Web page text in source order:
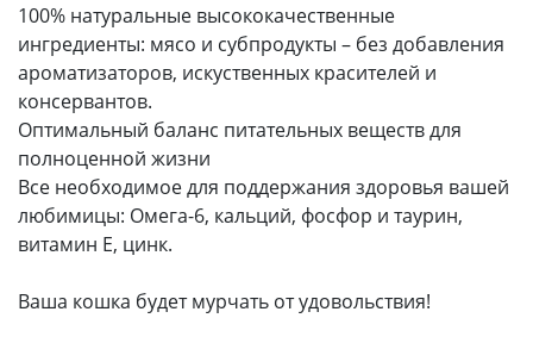
100% натуральные высококачественные
ингредиенты: мясо и субпродукты – без добавления
ароматизаторов, искуственных красителей и
консервантов.
Оптимальный баланс питательных веществ для
полноценной жизни
Все необходимое для поддержания здоровья вашей
любимицы: Омега-6, кальций, фосфор и таурин,
витамин Е, цинк.
Ваша кошка будет мурчать от удовольствия!